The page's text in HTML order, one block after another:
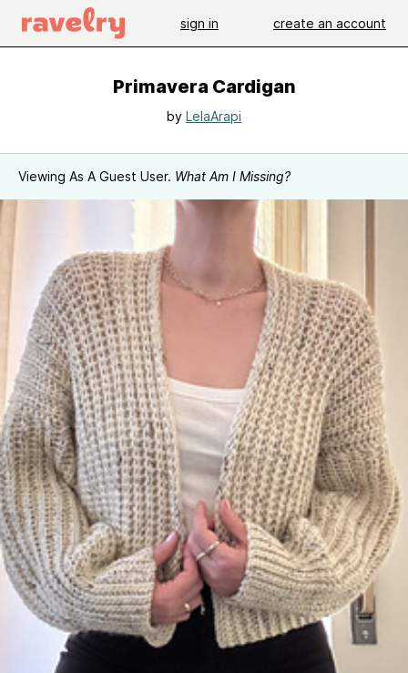
sign in create an account
Primavera Cardigan
by LelaArapi
Viewing As A Guest User. What Am I Missing?